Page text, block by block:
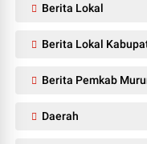
Berita Lokal
Berita Lokal
Berita Pemkab
Daerah